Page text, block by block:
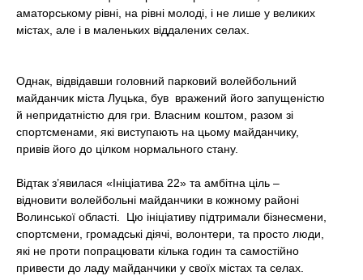
аматорському рівні, на рівні молоді, і не лише у великих
містах, але і в маленьких віддалених селах.
Однак, відвідавши головний парковий волейбольний
майданчик міста Луцька, був вражений його запущеністю
й непридатністю для гри. Власним коштом, разом зі
спортсменами, які виступають на цьому майданчику,
привів його до цілком нормального стану.
Відтак з’явилася «Ініціатива 22» та амбітна ціль –
відновити волейбольні майданчики в кожному районі
Волинської області. Цю ініціативу підтримали бізнесмени,
спортсмени, громадські діячі, волонтери, та просто люди,
які не проти попрацювати кілька годин та самостійно
привести до ладу майданчики у своїх містах та селах.